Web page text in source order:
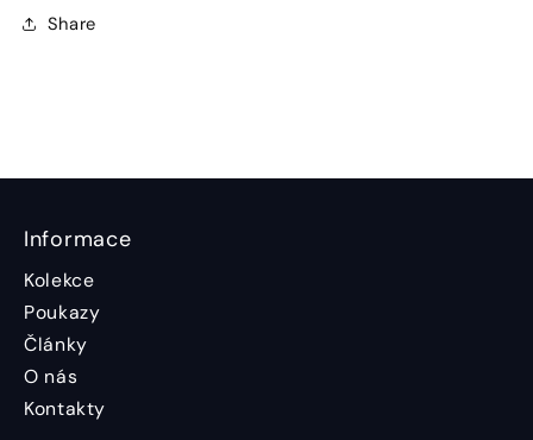
Share
Informace
Kolekce
Poukazy
Články
O nás
Kontakty